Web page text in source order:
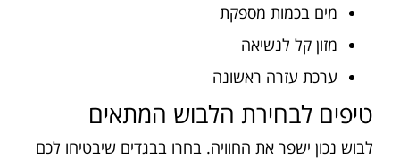
מים בכמות מספקת
מזון קל לנשיאה
ערכת עזרה ראשונה
טיפים לבחירת הלבוש המתאים
לבוש נכון ישפר את החוויה. בחרו בבגדים שיבטיחו לכם